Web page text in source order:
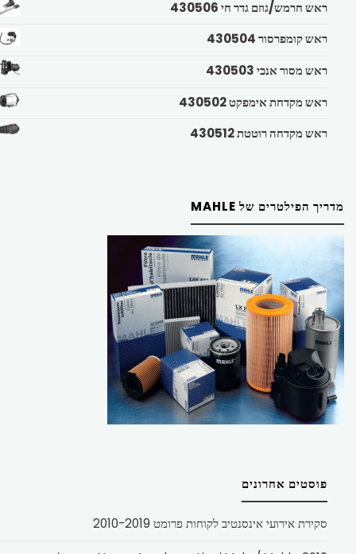
ראש חרמש/גוזם גדר חי 430506
ראש קומפרסור 430504
ראש מסור אנכי 430503
ראש מקדחת אימפקט 430502
ראש מקדחה רוטטת 430512
מדריך הפילטרים של MAHLE
פוסטים אחרונים
סקירת אירועי אינסנטיב לקוחות פרומט 2010-2019